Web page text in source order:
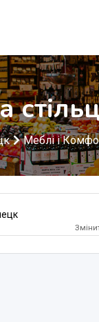
Меблі і